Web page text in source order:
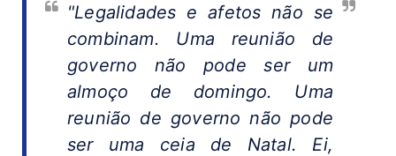
"Legalidades e afetos não se
combinam. Uma reunião de
governo não pode ser um
almoço de domingo. Uma
reunião de governo não pode
ser uma ceia de Natal. Ei,